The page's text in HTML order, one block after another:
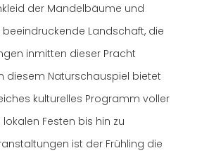
der Mandelbäume und
Landschaft, die
inmitten dieser Pracht
diesem Naturschauspiel bietet
kulturelles Programm voller
Festen bis hin zu
ist der Frühling die